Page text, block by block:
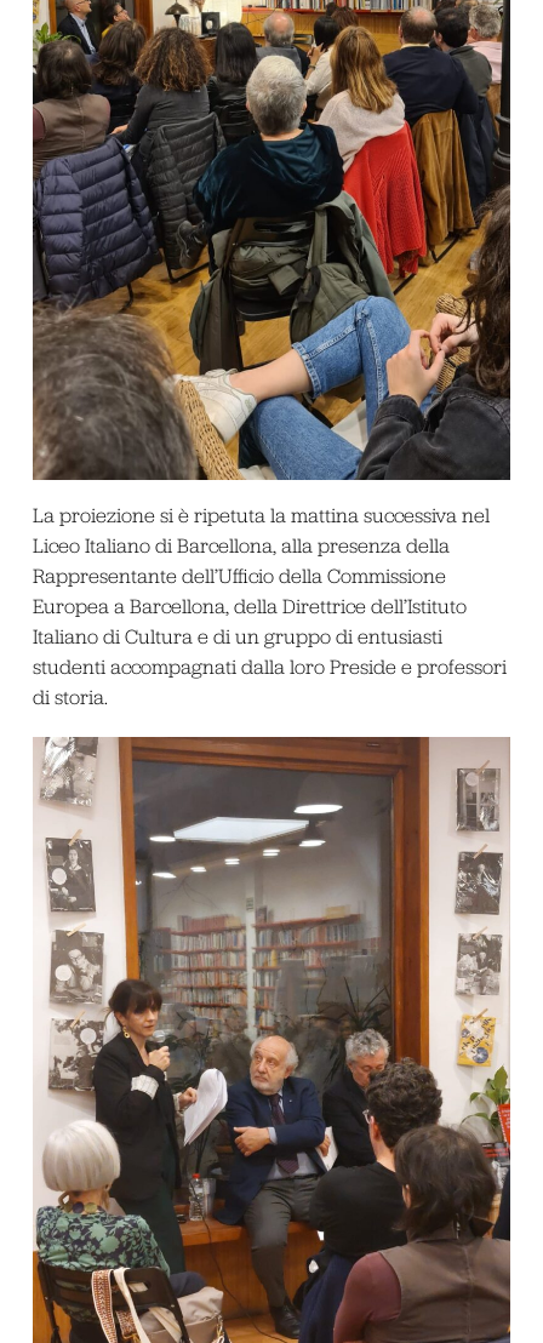
La proiezione si è ripetuta la mattina successiva nel
Liceo Italiano di Barcellona, alla presenza della
Rappresentante dell’Ufficio della Commissione
Europea a Barcellona, della Direttrice dell’Istituto
Italiano di Cultura e di un gruppo di entusiasti
studenti accompagnati dalla loro Preside e professori
di storia.